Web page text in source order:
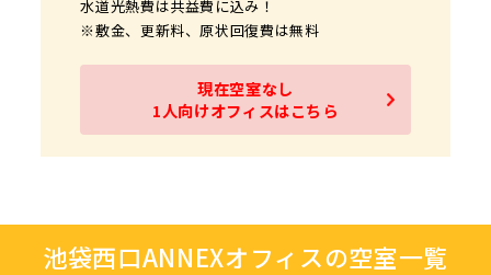
水道光熱費は共益費に込み！
※敷金、更新料、原状回復費は無料
現在空室なし
1人向けオフィスはこちら
費のみ！
水道光熱費は共益費に込み！
現在空室なし
1人向けオフィスはこちら
益費のみ！
水道光熱費は共益費に込み！
益費のみ！
水道光熱費は共益費に込み！
現在空室なし
3人～4人向けオフィスはこちら
益費のみ！
水道光熱費は共益費に込み！
現在空室なし
3人～4人向けオフィスはこちら
益費のみ！
水道光熱費は共益費に込み！
現在空室なし
3人～4人向けオフィスはこちら
益費のみ！
水道光熱費は共益費に込み！
現在空室なし
3人～4人向けオフィスはこちら
益費のみ！
水道光熱費は共益費に込み！
現在空室なし
5人～7人向けオフィスはこちら
益費のみ！
水道光熱費は共益費に込み！
池袋西口ANNEXオフィスの空室一覧